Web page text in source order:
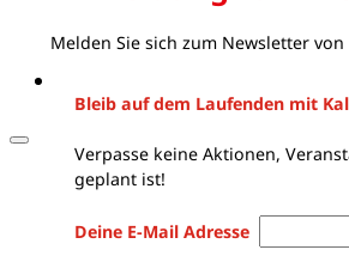
Melden Sie sich zum Newsletter
Bleib auf dem Laufenden mit
Verpasse keine Aktionen,
geplant ist!
Deine E-Mail Adresse